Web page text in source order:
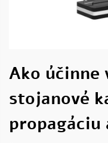
Ako
stojanové
propagáciu